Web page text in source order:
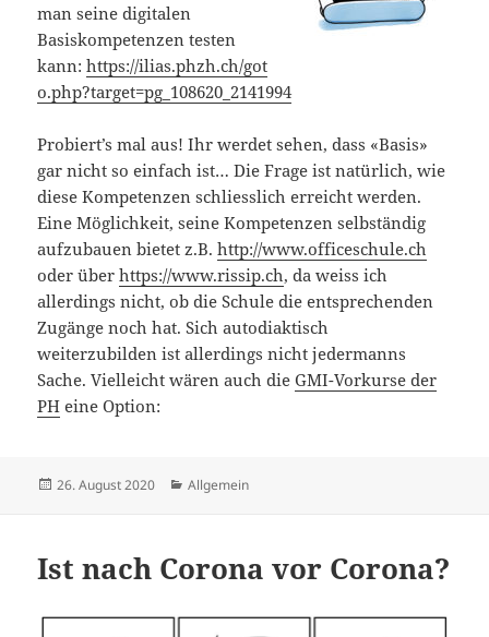
man seine digitalen
Basiskompetenzen testen
kann:https://ilias.phzh.ch/got
o.php?target=pg_108620_2141994
Probiert’s mal aus! Ihr werdet sehen, dass «Basis»
gar nicht so einfach ist… Die Frage ist natürlich, wie
diese Kompetenzen schliesslich erreicht werden.
Eine Möglichkeit, seine Kompetenzen selbständig
aufzubauen bietet z.B.http://www.officeschule.ch
oder überhttps://www.rissip.ch, da weiss ich
allerdings nicht, ob die Schule die entsprechenden
Zugänge noch hat. Sich autodiaktisch
weiterzubilden ist allerdings nicht jedermanns
Sache. Vielleicht wären auch dieGMI-Vorkurse der
PH eine Option:
Veröffentlicht
26. August 2020 Kategorien
Allgemein
Ist nach Corona vor Corona?